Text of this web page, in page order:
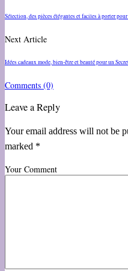
Sélection, des pièces élégantes et faciles à porter
Next Article
Idées cadeaux mode, bien-être et beauté pour un
Comments (0)
Leave a Reply
Your email address will not be
marked *
Your Comment